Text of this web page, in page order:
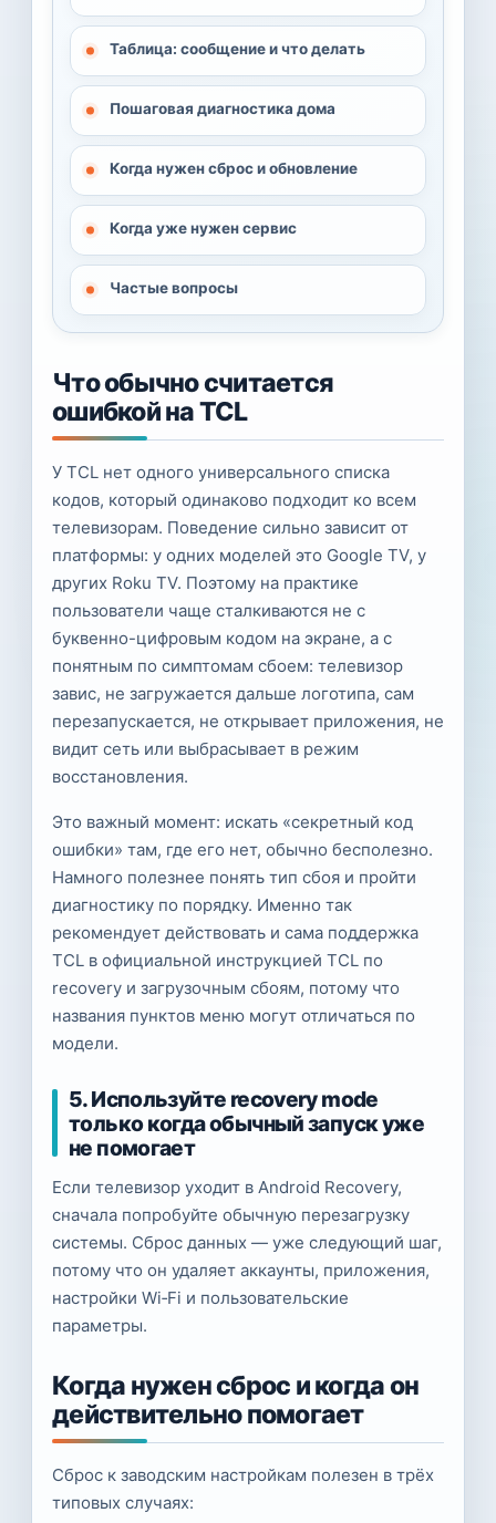
Таблица: сообщение и что делать
Пошаговая диагностика дома
Когда нужен сброс и обновление
Когда уже нужен сервис
Частые вопросы
Что обычно считается
ошибкой на TCL
У TCL нет одного универсального списка
кодов, который одинаково подходит ко всем
телевизорам. Поведение сильно зависит от
платформы: у одних моделей это Google TV, у
других Roku TV. Поэтому на практике
пользователи чаще сталкиваются не с
буквенно-цифровым кодом на экране, а с
понятным по симптомам сбоем: телевизор
завис, не загружается дальше логотипа, сам
перезапускается, не открывает приложения, не
видит сеть или выбрасывает в режим
восстановления.
Это важный момент: искать «секретный код
ошибки» там, где его нет, обычно бесполезно.
Намного полезнее понять тип сбоя и пройти
диагностику по порядку. Именно так
рекомендует действовать и сама поддержка
TCL в официальной инструкцией TCL по
recovery и загрузочным сбоям, потому что
названия пунктов меню могут отличаться по
модели.
5. Используйте recovery mode
только когда обычный запуск уже
не помогает
Если телевизор уходит в Android Recovery,
сначала попробуйте обычную перезагрузку
системы. Сброс данных — уже следующий шаг,
потому что он удаляет аккаунты, приложения,
настройки Wi‑Fi и пользовательские
параметры.
Когда нужен сброс и когда он
действительно помогает
Сброс к заводским настройкам полезен в трёх
типовых случаях: